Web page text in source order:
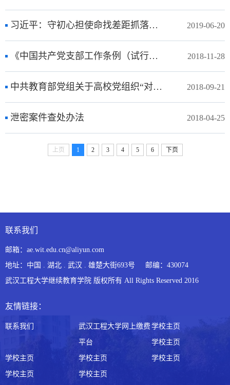
习近平：守初心担使命找差距抓落实确保主题教育取得扎扎实实的成效 2019-06-20
《中国共产党支部工作条例（试行）》 2018-11-28
中共教育部党组关于高校党组织“对标争先”建设计划的实施意见 2018-09-21
泄密案件查处办法 2018-04-25
上页 1 2 3 4 5 6 下页
联系我们
邮箱：ae.wit.edu.cn@aliyun.com
地址：中国 . 湖北 . 武汉 . 雄楚大街693号 邮编：430074
武汉工程大学继续教育学院 版权所有 All Rights Reserved 2016
友情链接：
联系我们 武汉工程大学网上缴费
平台
学校主页
学校主页
学校主页 学校主页 学校主页
学校主页 学校主页